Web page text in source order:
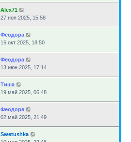
Alex71
27 ноя 2025, 15:58
Феодора
16 окт 2025, 18:50
Феодора
13 июн 2025, 17:14
Тиша
19 май 2025, 06:48
Феодора
02 май 2025, 21:49
Swetushka